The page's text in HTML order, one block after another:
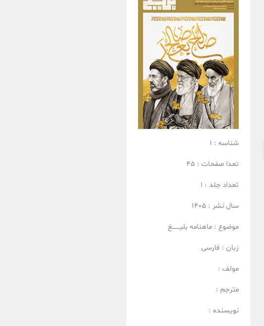
شناسه : 1
تعدا صفحات : 45
تعداد جلد : 1
سال نشر : 1405
موضوع :ماهنامه بلیــــــــغ
زبان : فارسی
مولف :
مترجم :
نویسنده :